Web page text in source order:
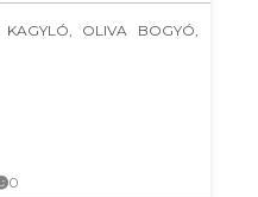
OLIVA BOGYÓ,
0